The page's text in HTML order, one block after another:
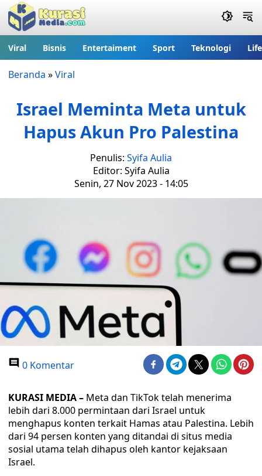
Viral Bisnis Entertaiment Sport Teknologi
Beranda »Viral
Israel Meminta Meta untuk
Hapus Akun Pro Palestina
Penulis: Syifa Aulia
Editor: Syifa Aulia
Senin, 27 Nov 2023 - 14:05
0 Komentar
KURASI MEDIA – Meta dan TikTok telah menerima
lebih dari 8.000 permintaan dari Israel untuk
menghapus konten terkait Hamas atau Palestina. Lebih
dari 94 persen konten yang ditandai di situs media
sosial utama telah dihapus oleh kantor kejaksaan
Israel.